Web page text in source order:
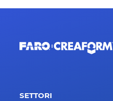
SETTORI